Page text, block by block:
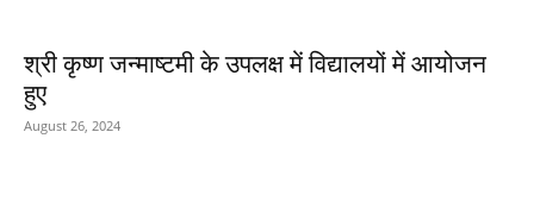
श्री कृष्ण जन्माष्टमी के उपलक्ष में विद्यालयों में आयोजन
हुए
August 26, 2024